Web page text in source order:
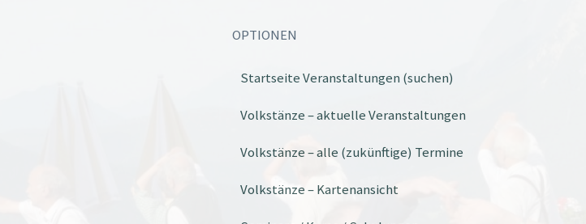
OPTIONEN
Startseite Veranstaltungen (suchen)
Volkstänze – aktuelle Veranstaltungen
Volkstänze – alle (zukünftige) Termine
Volkstänze – Kartenansicht